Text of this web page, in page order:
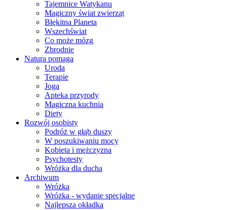
Tajemnice Watykanu
Magiczny świat zwierząt
Błękitna Planeta
Wszechświat
Co może mózg
Zbrodnie
Natura pomaga
Uroda
Terapie
Joga
Apteka przyrody
Magiczna kuchnia
Diety
Rozwój osobisty
Podróż w głąb duszy
W poszukiwaniu mocy
Kobieta i mężczyzna
Psychotesty
Wróżka dla ducha
Archiwum
Wróżka
Wróżka - wydanie specjalne
Najlepsza okładka